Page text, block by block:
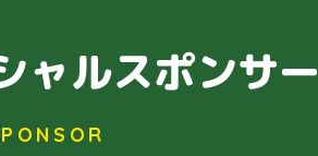
ャルスポンサー